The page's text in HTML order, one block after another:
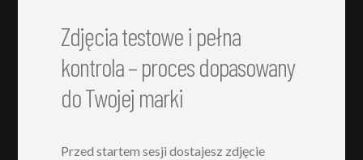
Zdjęcia testowe i pełna
kontrola – proces dopasowany
do Twojej marki
Przed startem sesji dostajesz zdjęcie